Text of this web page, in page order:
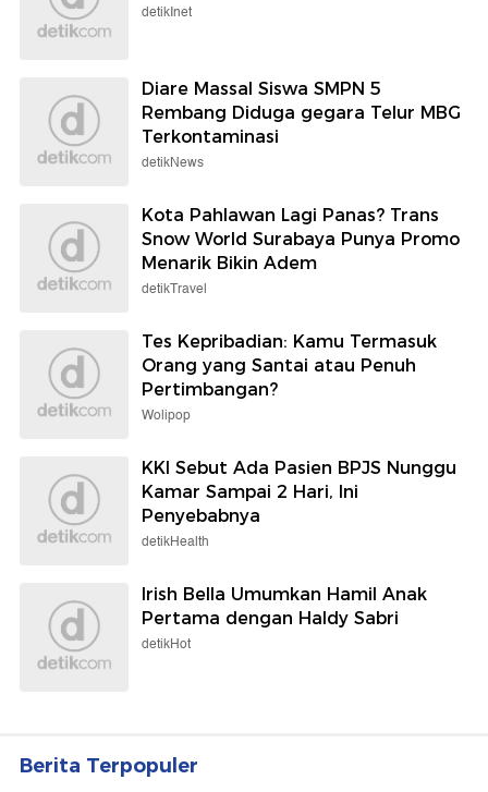
detikInet
Diare Massal Siswa SMPN 5
Rembang Diduga gegara Telur MBG
Terkontaminasi
detikNews
Kota Pahlawan Lagi Panas? Trans
Snow World Surabaya Punya Promo
Menarik Bikin Adem
detikTravel
Tes Kepribadian: Kamu Termasuk
Orang yang Santai atau Penuh
Pertimbangan?
Wolipop
KKI Sebut Ada Pasien BPJS Nunggu
Kamar Sampai 2 Hari, Ini
Penyebabnya
detikHealth
Irish Bella Umumkan Hamil Anak
Pertama dengan Haldy Sabri
detikHot
Berita Terpopuler